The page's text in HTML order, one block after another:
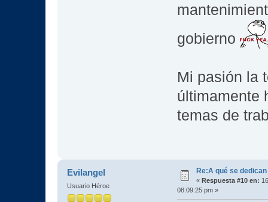
gobierno
Mi pasión la
últimamente
temas de
Evilangel
Usuario Héroe
Re:A qué se
« Respuesta #10 en:
08:09:25 pm »